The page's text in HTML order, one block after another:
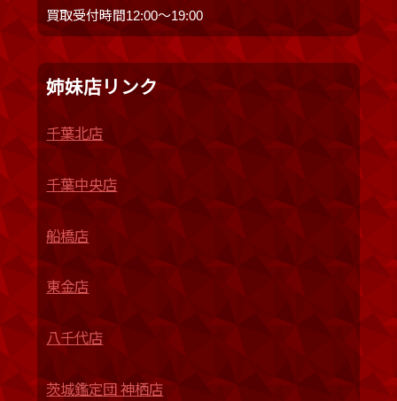
買取受付時間12:00〜19:00
姉妹店リンク
千葉北店
千葉中央店
船橋店
東金店
八千代店
茨城鑑定団 神栖店